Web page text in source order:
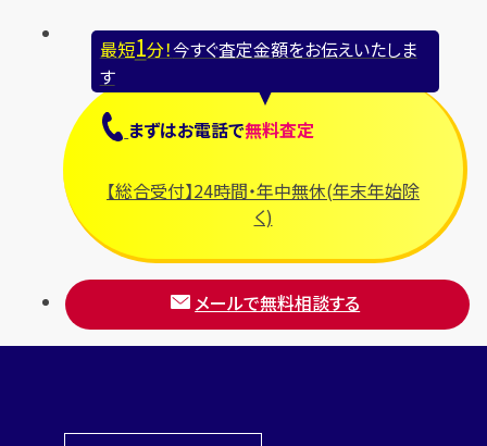
最短1分！今すぐ査定金額をお伝えいたしま
す
まずはお電話で無料査定
【総合受付】24時間・年中無休(年末年始除
く)
メールで無料相談する